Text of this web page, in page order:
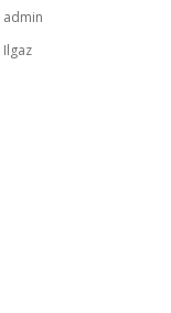
admin
Ilgaz